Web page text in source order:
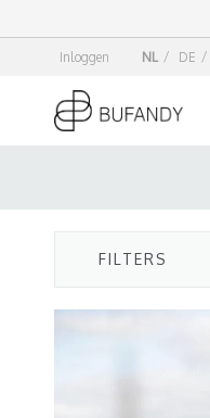
Inloggen NL / DE /
FILTERS